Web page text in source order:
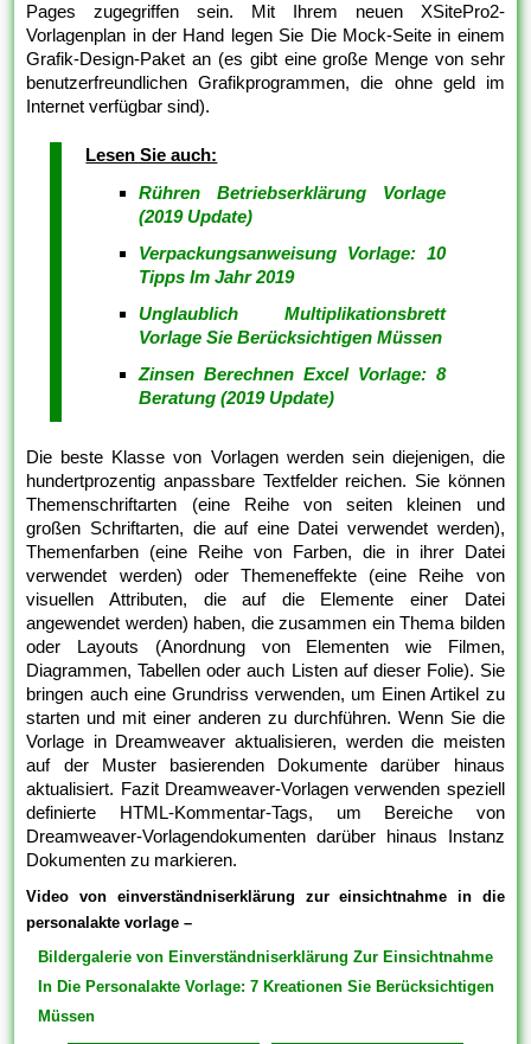
Pages zugegriffen sein. Mit Ihrem neuen XSitePro2-
Vorlagenplan in der Hand legen Sie Die Mock-Seite in einem
Grafik-Design-Paket an (es gibt eine große Menge von sehr
benutzerfreundlichen Grafikprogrammen, die ohne geld im
Internet verfügbar sind).
Lesen Sie auch:
Rühren Betriebserklärung Vorlage
(2019 Update)
Verpackungsanweisung Vorlage: 10
Tipps Im Jahr 2019
Unglaublich Multiplikationsbrett
Vorlage Sie Berücksichtigen Müssen
Zinsen Berechnen Excel Vorlage: 8
Beratung (2019 Update)
Die beste Klasse von Vorlagen werden sein diejenigen, die
hundertprozentig anpassbare Textfelder reichen. Sie können
Themenschriftarten (eine Reihe von seiten kleinen und
großen Schriftarten, die auf eine Datei verwendet werden),
Themenfarben (eine Reihe von Farben, die in ihrer Datei
verwendet werden) oder Themeneffekte (eine Reihe von
visuellen Attributen, die auf die Elemente einer Datei
angewendet werden) haben, die zusammen ein Thema bilden
oder Layouts (Anordnung von Elementen wie Filmen,
Diagrammen, Tabellen oder auch Listen auf dieser Folie). Sie
bringen auch eine Grundriss verwenden, um Einen Artikel zu
starten und mit einer anderen zu durchführen. Wenn Sie die
Vorlage in Dreamweaver aktualisieren, werden die meisten
auf der Muster basierenden Dokumente darüber hinaus
aktualisiert. Fazit Dreamweaver-Vorlagen verwenden speziell
definierte HTML-Kommentar-Tags, um Bereiche von
Dreamweaver-Vorlagendokumenten darüber hinaus Instanz
Dokumenten zu markieren.
Video von einverständniserklärung zur einsichtnahme in die
personalakte vorlage –
Bildergalerie von Einverständniserklärung Zur Einsichtnahme
In Die Personalakte Vorlage: 7 Kreationen Sie Berücksichtigen
Müssen